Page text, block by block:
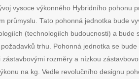
vysoce výkonného Hybridního pohonu
průmyslu. Tato pohonná jednotka bude
(technologiích budoucnosti) a bude
trhu. Pohonná jednotka se bude
zástavbovými rozměry a nízkou
na kg. Vedle revolučního designu